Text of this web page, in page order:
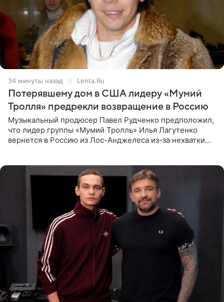
34 минуты назад Lenta.Ru
Потерявшему дом в США лидеру «Мумий
Тролля» предрекли возвращение в Россию
Музыкальный продюсер Павел Рудченко предположил,
что лидер группы «Мумий Тролль» Илья Лагутенко
вернется в Россию из Лос-Анджелеса из-за нехватки